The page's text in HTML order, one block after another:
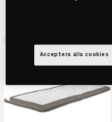
Acceptera alla cookies